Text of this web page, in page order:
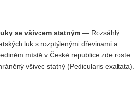
se všivcem statným — Rozsáhlý
luk s rozptýlenými dřevinami a
místě v České republice zde roste
všivec statný (Pedicularis exaltata).